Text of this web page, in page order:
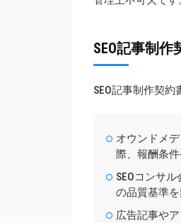
SEO記事制
SEO記事制作契約
オウンドメ
際、報酬条
SEOコンサ
の品質基準
広告記事や